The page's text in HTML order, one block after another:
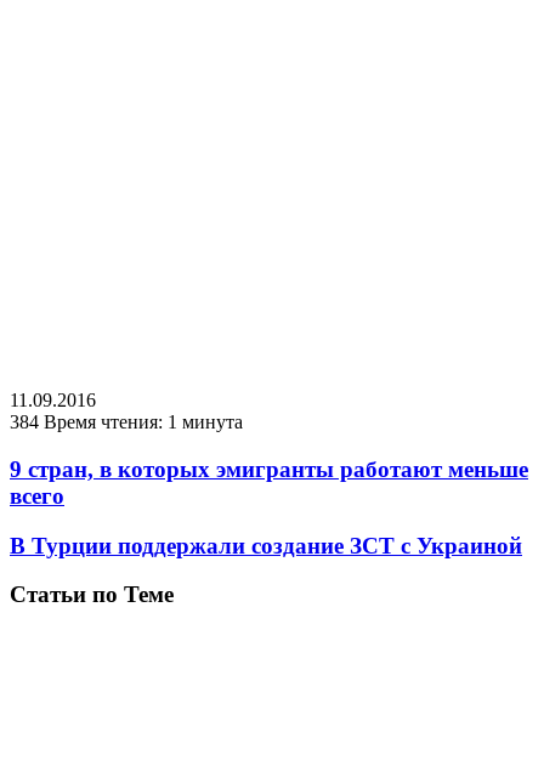
11.09.2016
384 Время чтения: 1 минута
9 стран, в которых эмигранты работают меньше
всего
В Турции поддержали создание ЗСТ с Украиной
Статьи по Теме